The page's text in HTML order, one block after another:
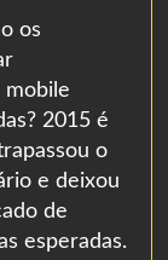
os
mobile
2015 é
o
e deixou
de
esperadas.